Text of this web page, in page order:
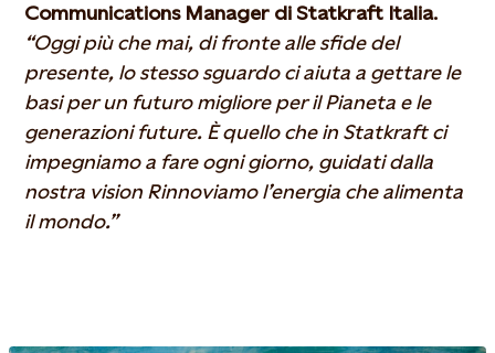
Communications Manager di Statkraft Italia.
“Oggi più che mai, di fronte alle sfide del
presente, lo stesso sguardo ci aiuta a gettare le
basi per un futuro migliore per il Pianeta e le
generazioni future. È quello che in Statkraft ci
impegniamo a fare ogni giorno, guidati dalla
nostra vision Rinnoviamo l’energia che alimenta
il mondo.”